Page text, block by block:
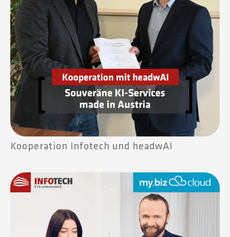
Kooperation Infotech und headwAI